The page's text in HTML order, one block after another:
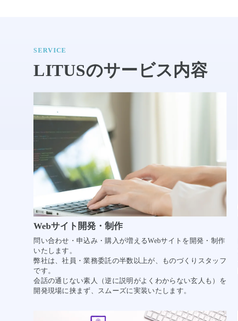
SERVICE
LITUSのサービス内容
Webサイト開発・制作
問い合わせ・申込み・購入が増えるWebサイトを開発・制作
いたします。
弊社は、社員・業務委託の半数以上が、ものづくりスタッフ
です。
会話の通じない素人（逆に説明がよくわからない玄人も）を
開発現場に挟まず、スムーズに実装いたします。